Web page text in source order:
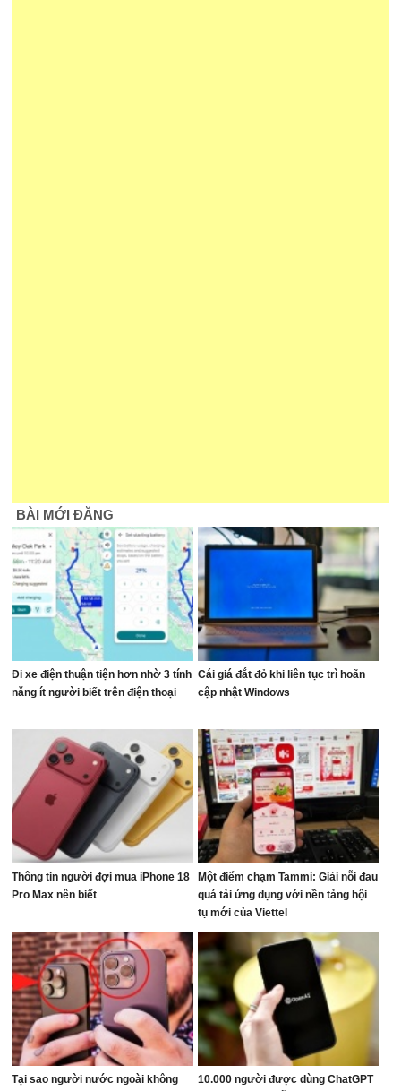
BÀI MỚI ĐĂNG
Đi xe điện thuận tiện hơn nhờ 3 tính
năng ít người biết trên điện thoại
Cái giá đắt đỏ khi liên tục trì hoãn
cập nhật Windows
Thông tin người đợi mua iPhone 18
Pro Max nên biết
Một điểm chạm Tammi: Giải nỗi đau
quá tải ứng dụng với nền tảng hội
tụ mới của Viettel
Tại sao người nước ngoài không 10.000 người được dùng ChatGPT